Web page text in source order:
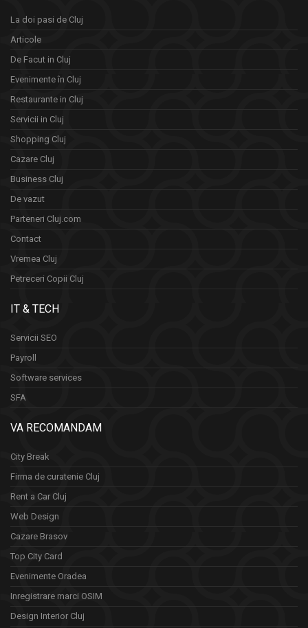
La doi pasi de Cluj
Articole
De Facut in Cluj
Evenimente în Cluj
Restaurante in Cluj
Servicii in Cluj
Shopping Cluj
Cazare Cluj
Business Cluj
De vazut
Parteneri Cluj.com
Contact
Vremea Cluj
Petreceri Copii Cluj
IT & TECH
Servicii SEO
Payroll
Software services
SFA
VA RECOMANDAM
City Break
Firma de curatenie Cluj
Rent a Car Cluj
Web Design
Cazare Brasov
Top City Card
Evenimente Oradea
Inregistrare marci OSIM
Design Interior Cluj